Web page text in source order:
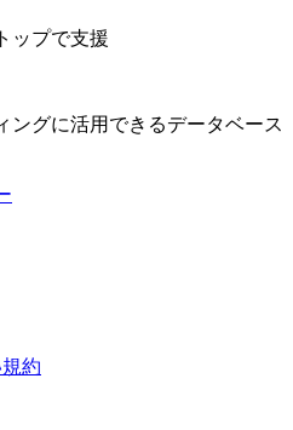
ップで支援
ングに活用できるデータベース
約